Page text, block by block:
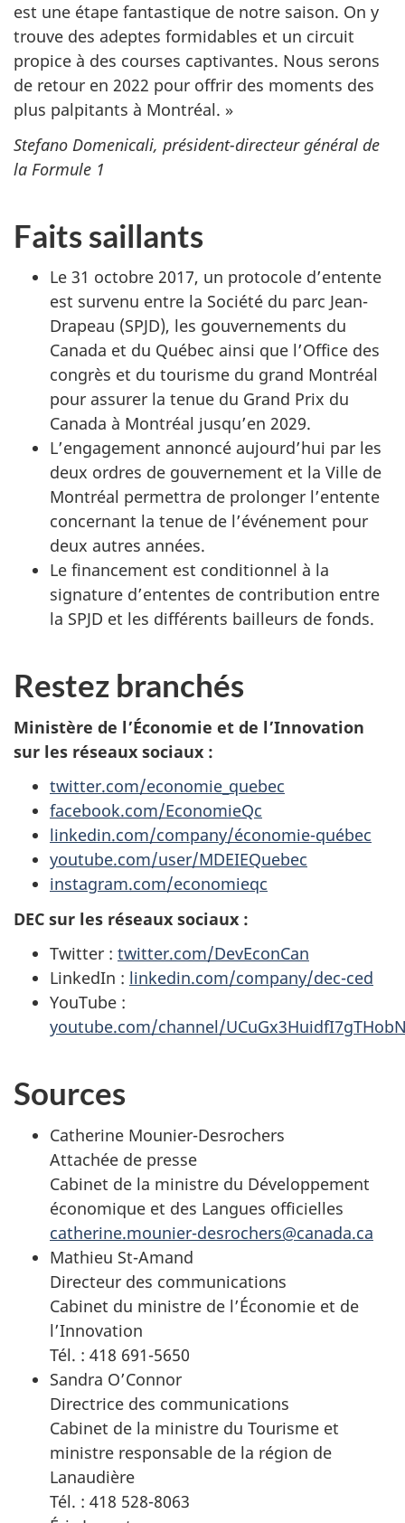
est une étape fantastique de notre saison. On y
trouve des adeptes formidables et un circuit
propice à des courses captivantes. Nous serons
de retour en 2022 pour offrir des moments des
plus palpitants à Montréal. »
Stefano Domenicali, président-directeur général de
la Formule 1
Faits saillants
Le 31 octobre 2017, un protocole d’entente
est survenu entre la Société du parc Jean-
Drapeau (SPJD), les gouvernements du
Canada et du Québec ainsi que l’Office des
congrès et du tourisme du grand Montréal
pour assurer la tenue du Grand Prix du
Canada à Montréal jusqu’en 2029.
L’engagement annoncé aujourd’hui par les
deux ordres de gouvernement et la Ville de
Montréal permettra de prolonger l’entente
concernant la tenue de l’événement pour
deux autres années.
Le financement est conditionnel à la
signature d’ententes de contribution entre
la SPJD et les différents bailleurs de fonds.
Restez branchés
Ministère de l’Économie et de l’Innovation
sur les réseaux sociaux :
twitter.com/economie_quebec
facebook.com/EconomieQc
linkedin.com/company/économie-québec
youtube.com/user/MDEIEQuebec
instagram.com/economieqc
DEC sur les réseaux sociaux :
Twitter : twitter.com/DevEconCan
LinkedIn : linkedin.com/company/dec-ced
YouTube :
youtube.com/channel/
Sources
Catherine Mounier-Desrochers
Attachée de presse
Cabinet de la ministre du Développement
économique et des Langues officielles
catherine.mounier-desrochers@canada.ca
Mathieu St-Amand
Directeur des communications
Cabinet du ministre de l’Économie et de
l’Innovation
Tél. : 418 691-5650
Sandra O’Connor
Directrice des communications
Cabinet de la ministre du Tourisme et
ministre responsable de la région de
Lanaudière
Tél. : 418 528-8063